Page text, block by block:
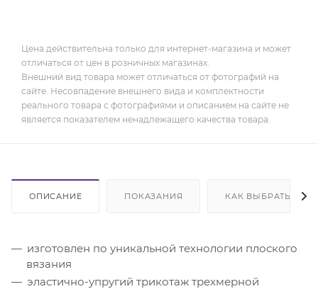
Цена действительна только для интернет-магазина и может
отличаться от цен в розничных магазинах.
Внешний вид товара может отличаться от фотографий на
сайте. Несовпадение внешнего вида и комплектности
реального товара с фотографиями и описанием на сайте не
является показателем ненадлежащего качества товара.
ОПИСАНИЕ ПОКАЗАНИЯ КАК ВЫБРАТЬ
изготовлен по уникальной технологии плоского
вязания
эластично-упругий трикотаж трехмерной